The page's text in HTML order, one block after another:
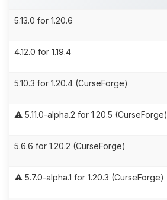
5.13.0 for 1.20.6
4.12.0 for 1.19.4
5.10.3 for 1.20.4 (CurseForge)
⚠️ 5.11.0-alpha.2 for 1.20.5 (CurseForge)
5.6.6 for 1.20.2 (CurseForge)
⚠️ 5.7.0-alpha.1 for 1.20.3 (CurseForge)